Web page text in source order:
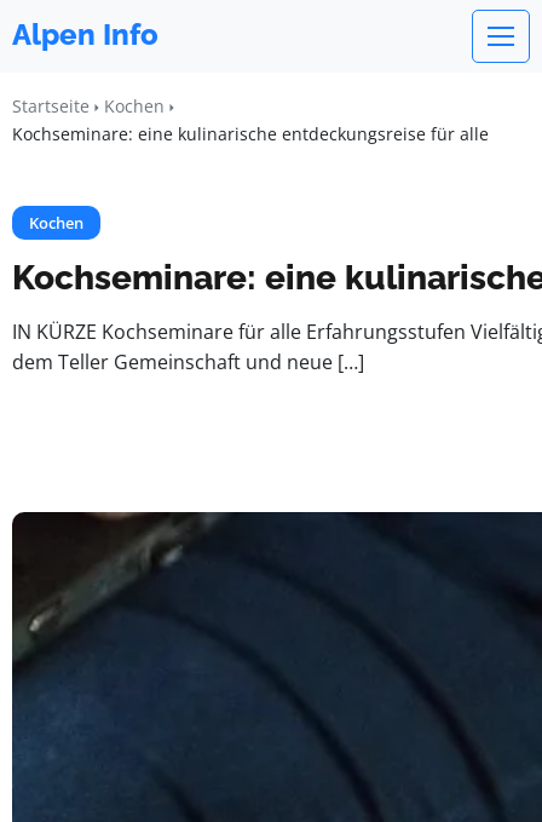
Alpen Info
Startseite
Kochen
Kochseminare: eine kulinarische entdeckungsreise für alle
Kochen
Kochseminare: eine
IN KÜRZE Kochseminare für alle Erfahrungsstufen
dem Teller Gemeinschaft und neue […]